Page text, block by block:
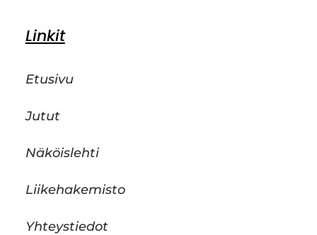
Linkit
Etusivu
Jutut
Näköislehti
Liikehakemisto
Yhteystiedot